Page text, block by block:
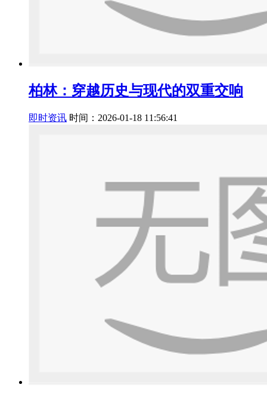
柏林：穿越历史与现代的双重交响
即时资讯 时间：2026-01-18 11:56:41